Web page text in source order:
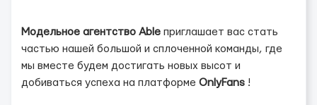
Модельное агентство Able приглашает вас стать
частью нашей большой и сплоченной команды, где
мы вместе будем достигать новых высот и
добиваться успеха на платформе OnlyFans !